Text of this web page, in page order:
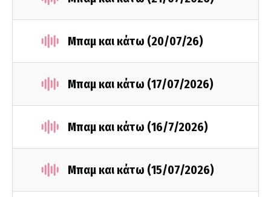
Μπαμ και κάτω (20/07/26)
Μπαμ και κάτω (17/07/2026)
Μπαμ και κάτω (16/7/2026)
Μπαμ και κάτω (15/07/2026)